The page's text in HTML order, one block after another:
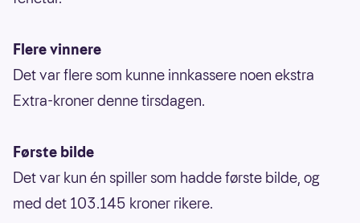
Flere vinnere
Det var flere som kunne innkassere noen ekstra
Extra-kroner denne tirsdagen.
Første bilde
Det var kun én spiller som hadde første bilde, og
med det 103.145 kroner rikere.